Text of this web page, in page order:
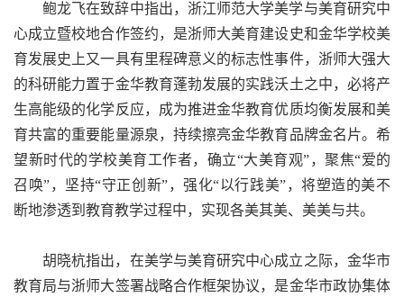
鲍龙飞在致辞中指出，浙江师范大学美学与美育研究中
心成立暨校地合作签约，是浙师大美育建设史和金华学校美
育发展史上又一具有里程碑意义的标志性事件，浙师大强大
的科研能力置于金华教育蓬勃发展的实践沃土之中，必将产
生高能级的化学反应，成为推进金华教育优质均衡发展和美
育共富的重要能量源泉，持续擦亮金华教育品牌金名片。希
望新时代的学校美育工作者，确立“大美育观”，聚焦“爱的
召唤”，坚持“守正创新”，强化“以行践美”，将塑造的美不
断地渗透到教育教学过程中，实现各美其美、美美与共。
胡晓杭指出，在美学与美育研究中心成立之际，金华市
教育局与浙师大签署战略合作框架协议，是金华市政协集体